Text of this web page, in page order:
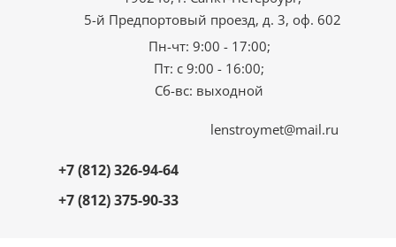
5-й Предпортовый проезд, д. 3, оф. 602
Пн-чт: 9:00 - 17:00;
Пт: с 9:00 - 16:00;
Сб-вс: выходной
+7 (812) 326-94-64
+7 (812) 375-90-33
lenstroymet@mail.ru